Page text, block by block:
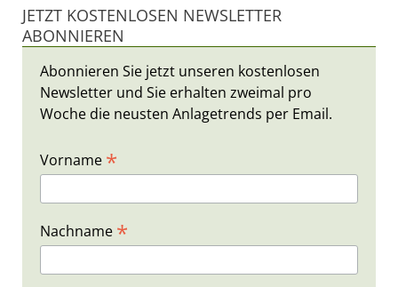
JETZT KOSTENLOSEN NEWSLETTER
ABONNIEREN
Abonnieren Sie jetzt unseren kostenlosen
Newsletter und Sie erhalten zweimal pro
Woche die neusten Anlagetrends per Email.
Vorname *
Nachname *